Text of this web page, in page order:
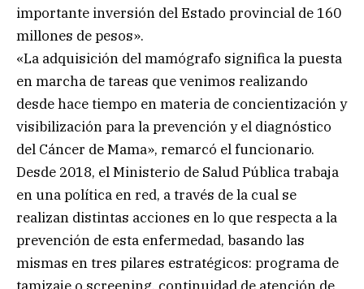
importante inversión del Estado provincial de 160
millones de pesos».
«La adquisición del mamógrafo significa la puesta
en marcha de tareas que venimos realizando
desde hace tiempo en materia de concientización y
visibilización para la prevención y el diagnóstico
del Cáncer de Mama», remarcó el funcionario.
Desde 2018, el Ministerio de Salud Pública trabaja
en una política en red, a través de la cual se
realizan distintas acciones en lo que respecta a la
prevención de esta enfermedad, basando las
mismas en tres pilares estratégicos: programa de